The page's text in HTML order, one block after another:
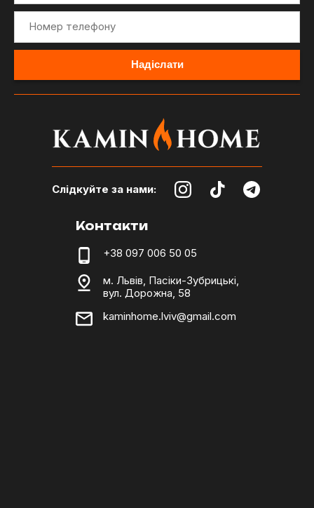
Слідкуйте за нами:
Контакти
+38 097 006 50 05
м. Львів, Пасіки-Зубрицькі,
вул. Дорожна, 58
kaminhome.lviv@gmail.com